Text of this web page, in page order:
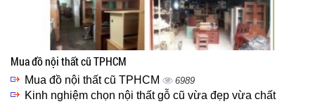
Mua đồ nội thất cũ TPHCM
Mua đồ nội thất cũ TPHCM 6989
Kinh nghiệm chọn nội thất gỗ cũ vừa đẹp vừa chất